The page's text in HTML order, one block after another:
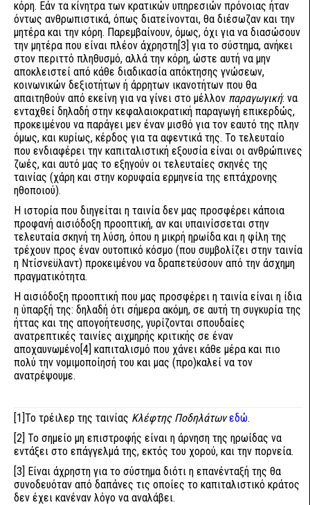
κόρη. Εάν τα κίνητρα των κρατικών υπηρεσιών πρόνοιας ήταν
όντως ανθρωπιστικά, όπως διατείνονται, θα διέσωζαν και την
μητέρα και την κόρη. Παρεμβαίνουν, όμως, όχι για να διασώσουν
την μητέρα που είναι πλέον άχρηστη[3] για το σύστημα, ανήκει
στον περιττό πληθυσμό, αλλά την κόρη, ώστε αυτή να μην
αποκλειστεί από κάθε διαδικασία απόκτησης γνώσεων,
κοινωνικών δεξιοτήτων ή άρρητων ικανοτήτων που θα
απαιτηθούν από εκείνη για να γίνει στο μέλλον παραγωγική: να
ενταχθεί δηλαδή στην κεφαλαιοκρατική παραγωγή επικερδώς,
προκειμένου να παράγει μεν έναν μισθό για τον εαυτό της πλην
όμως, και κυρίως, κέρδος για τα αφεντικά της. Το τελευταίο
που ενδιαφέρει την καπιταλιστική εξουσία είναι οι ανθρώπινες
ζωές, και αυτό μας το εξηγούν οι τελευταίες σκηνές της
ταινίας (χάρη και στην κορυφαία ερμηνεία της επτάχρονης
ηθοποιού).
Η ιστορία που διηγείται η ταινία δεν μας προσφέρει κάποια
προφανή αισιόδοξη προοπτική, αν και υπαινίσσεται στην
τελευταία σκηνή τη λύση, όπου η μικρή ηρωίδα και η φίλη της
τρέχουν προς έναν ουτοπικό κόσμο (που συμβολίζει στην ταινία
η Ντίσνεϋλαντ) προκειμένου να δραπετεύσουν από την άσχημη
πραγματικότητα.
Η αισιόδοξη προοπτική που μας προσφέρει η ταινία είναι η ίδια
η ύπαρξή της: δηλαδή ότι σήμερα ακόμη, σε αυτή τη συγκυρία της
ήττας και της απογοήτευσης, γυρίζονται σπουδαίες
ανατρεπτικές ταινίες αιχμηρής κριτικής σε έναν
αποχαυνωμένο[4] καπιταλισμό που χάνει κάθε μέρα και πιο
πολύ την νομιμοποίησή του και μας (προ)καλεί να τον
ανατρέψουμε.
[1]Το τρέιλερ της ταινίας Κλέφτης Ποδηλάτων εδώ.
[2] Το σημείο μη επιστροφής είναι η άρνηση της ηρωίδας να
εντάξει στο επάγγελμά της, εκτός του χορού, και την πορνεία.
[3] Είναι άχρηστη για το σύστημα διότι η επανένταξή της θα
συνοδευόταν από δαπάνες τις οποίες το καπιταλιστικό κράτος
δεν έχει κανέναν λόγο να αναλάβει.